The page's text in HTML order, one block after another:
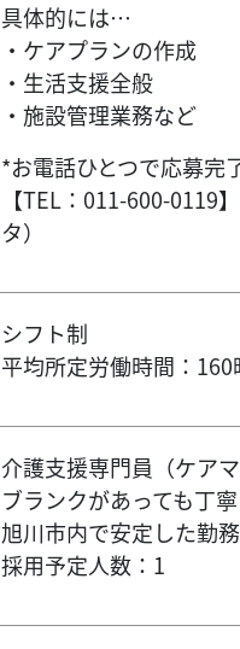
具体的には…
・ケアプランの作成
・生活支援全般
・施設管理業務など
*お電話ひとつで応募完
【TEL：011-600-
タ）
シフト制
平均所定労働時間：160
介護支援専門員（ケア
ブランクがあっても丁
旭川市内で安定した勤
採用予定人数：1